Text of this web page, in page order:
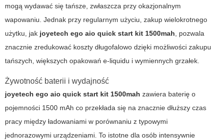
mogą wydawać się tańsze, zwłaszcza przy okazjonalnym
wapowaniu. Jednak przy regularnym użyciu, zakup wielokrotnego
użytku, jak joyetech ego aio quick start kit 1500mah, pozwala
znacznie zredukować koszty długofalowo dzięki możliwości zakupu
tańszych, większych opakowań e-liquidu i wymiennych grzałek.
Żywotność baterii i wydajność
joyetech ego aio quick start kit 1500mah zawiera baterię o
pojemności 1500 mAh co przekłada się na znacznie dłuższy czas
pracy między ładowaniami w porównaniu z typowymi
jednorazowymi urządzeniami. To istotne dla osób intensywnie